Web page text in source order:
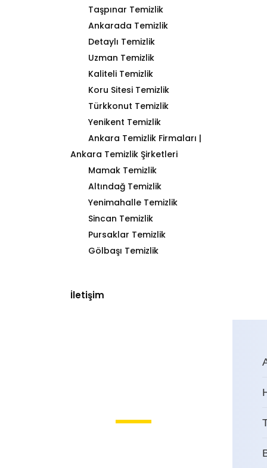
Taşpınar Temizlik
Ankarada Temizlik
Detaylı Temizlik
Uzman Temizlik
Kaliteli Temizlik
Koru Sitesi Temizlik
Türkkonut Temizlik
Yenikent Temizlik
Ankara Temizlik Firmaları |
Ankara Temizlik Şirketleri
Mamak Temizlik
Altındağ Temizlik
Yenimahalle Temizlik
Sincan Temizlik
Pursaklar Temizlik
Gölbaşı Temizlik
İletişim